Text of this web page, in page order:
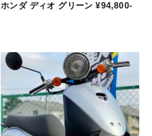
ホンダ ディオ グリーン ¥94,800-